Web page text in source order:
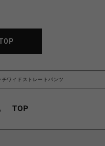
チワイドストレートパンツ